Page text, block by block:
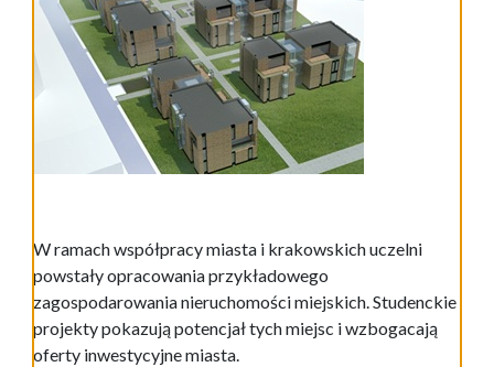
W ramach współpracy miasta i krakowskich uczelni
powstały opracowania przykładowego
zagospodarowania nieruchomości miejskich. Studenckie
projekty pokazują potencjał tych miejsc i wzbogacają
oferty inwestycyjne miasta.